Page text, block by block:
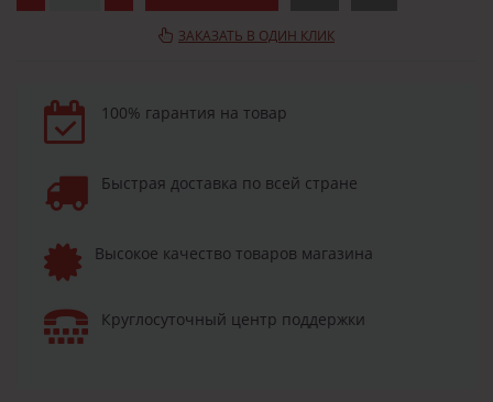
ЗАКАЗАТЬ В ОДИН КЛИК
100% гарантия на товар
Быстрая доставка по всей стране
Высокое качество товаров магазина
Круглосуточный центр поддержки